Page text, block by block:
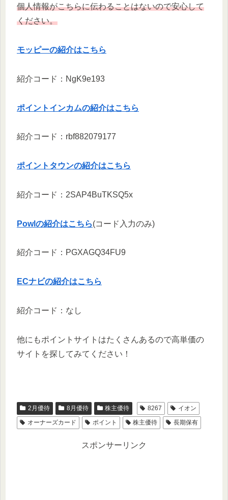
個人情報がこちらに伝わることはないので安心して
ください。
モッピーの紹介はこちら
紹介コード：NgK9e193
ポイントインカムの紹介はこちら
紹介コード：rbf882079177
ポイントタウンの紹介はこちら
紹介コード：2SAP4BuTKSQ5x
Powlの紹介はこちら(コード入力のみ)
紹介コード：PGXAGQ34FU9
ECナビの紹介はこちら
紹介コード：なし
他にもポイントサイトはたくさんあるので高単価の
サイトを探してみてください！
2月優待 8月優待 株主優待 8267
イオン
オーナーズカード
ポイント 株主優待 長期保有
スポンサーリンク